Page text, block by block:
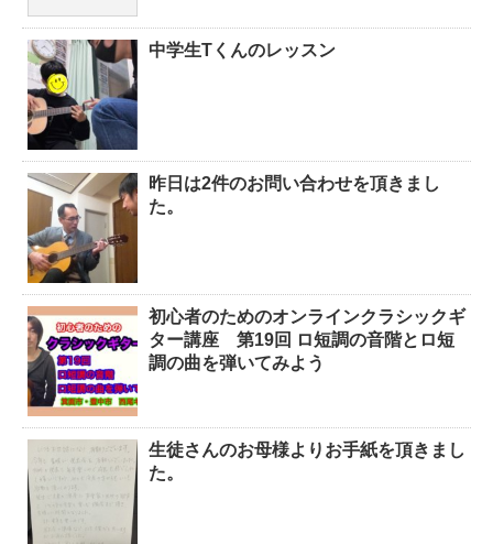
中学生Tくんのレッスン
昨日は2件のお問い合わせを頂きまし
た。
初心者のためのオンラインクラシックギ
ター講座 第19回 ロ短調の音階とロ短
調の曲を弾いてみよう
生徒さんのお母様よりお手紙を頂きまし
た。